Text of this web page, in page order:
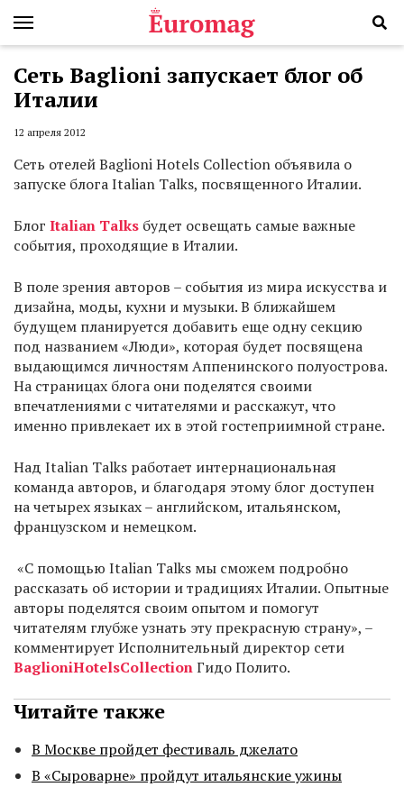
Сеть Baglioni запускает блог об
Италии
12 апреля 2012
Сеть отелей Baglioni Hotels Collection объявила о
запуске блога Italian Talks, посвященного Италии.
Блог Italian Talks будет освещать самые важные
события, проходящие в Италии.
В поле зрения авторов – события из мира искусства и
дизайна, моды, кухни и музыки. В ближайшем
будущем планируется добавить еще одну секцию
под названием «Люди», которая будет посвящена
выдающимся личностям Аппенинского полуострова.
На страницах блога они поделятся своими
впечатлениями с читателями и расскажут, что
именно привлекает их в этой гостеприимной стране.
Над Italian Talks работает интернациональная
команда авторов, и благодаря этому блог доступен
на четырех языках – английском, итальянском,
французском и немецком.
«С помощью Italian Talks мы сможем подробно
рассказать об истории и традициях Италии. Опытные
авторы поделятся своим опытом и помогут
читателям глубже узнать эту прекрасную страну», –
комментирует Исполнительный директор сети
BaglioniHotelsCollectionГидо Полито.
Читайте также
В Москве пройдет фестиваль джелато
В «Сыроварне» пройдут итальянские ужины